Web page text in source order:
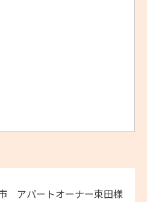
アパートオーナー束田様